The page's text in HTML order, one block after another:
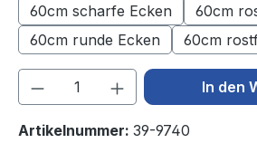
60cm scharfe Ecken
60cm
60cm runde Ecken
60cm
Produkt Anzahl: GibIn den
Artikelnummer: 39-9740